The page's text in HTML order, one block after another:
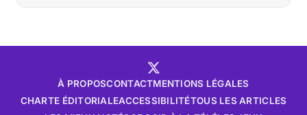
À PROPOSCONTACTMENTIONS LÉGALES
CHARTE ÉDITORIALEACCESSIBILITÉTOUS LES ARTICLES